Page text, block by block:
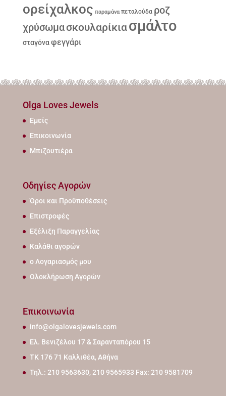
ορείχαλκος παραμάνα πεταλούδα ροζ
χρύσωμασκουλαρίκιασμάλτο
σταγόνα φεγγάρι
Olga Loves Jewels
Εμείς
Επικοινωνία
Μπιζουτιέρα
Οδηγίες Αγορών
Όροι και Προϋποθέσεις
Επιστροφές
Εξέλιξη Παραγγελίας
Καλάθι αγορών
ο Λογαριασμός μου
Ολοκλήρωση Αγορών
Επικοινωνία
info@olgalovesjewels.com
Ελ. Βενιζέλου 17 & Σαρανταπόρου 15
ΤΚ 176 71 Καλλιθέα, Αθήνα
Τηλ.: 210 9563630, 210 9565933 Fax: 210 9581709